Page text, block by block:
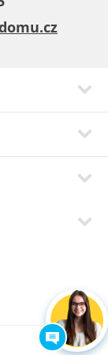
variantě,
jsou prostě
v ceně sluneční